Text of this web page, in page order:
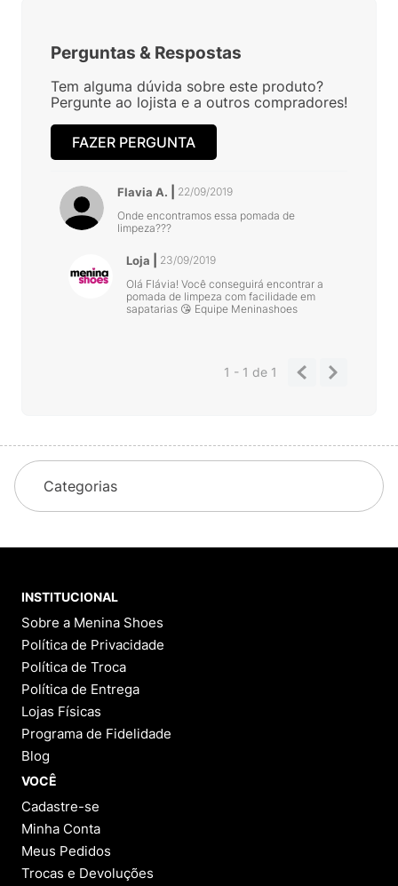
Perguntas & Respostas
Tem alguma dúvida sobre este produto?
Pergunte ao lojista e a outros compradores!
FAZER PERGUNTA
Flavia A.
22/09/2019
Onde encontramos essa pomada de
limpeza???
Loja
23/09/2019
Olá Flávia! Você conseguirá encontrar a
pomada de limpeza com facilidade em
sapatarias 😘 Equipe Meninashoes
1 - 1de 1
Categorias
INSTITUCIONAL
Sobre a Menina Shoes
Política de Privacidade
Política de Troca
Política de Entrega
Lojas Físicas
Programa de Fidelidade
Blog
VOCÊ
Cadastre-se
Minha Conta
Meus Pedidos
Trocas e Devoluções